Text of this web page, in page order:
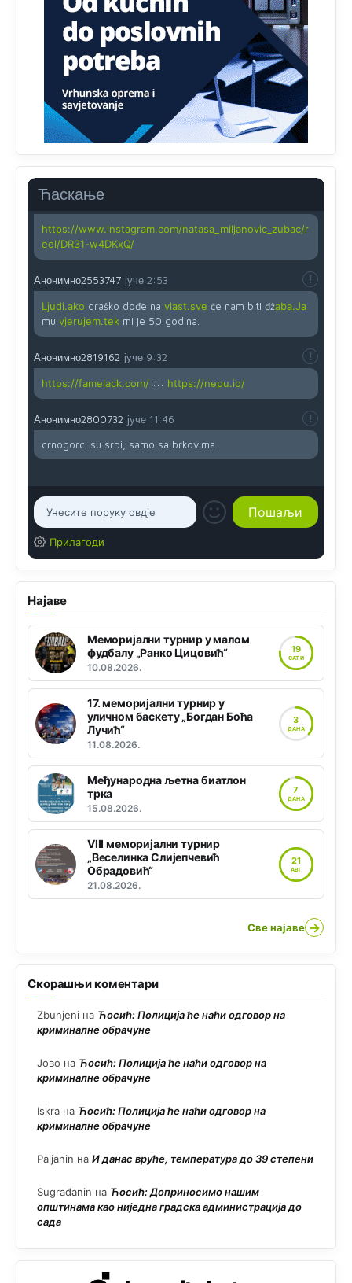
Ћаскање
zahtjeva optičkih skenera.
Анонимно2818605 јуче
11:45
Ovo pravilo jeste unijelo opravdan strah, posebno kada
su u pitanju starije osobe, osobe sa slabijim vidom ili
drhtavom rukom
Анонимно2819033 јуче 12:24
Yes,nekada je bila corava kutija za IZBORE a danas su
coravi biraci.
Анонимно2819162
https://www.instagram.com/natasa_miljanovic_zubac/r
eel/DR31-w4DKxQ/
Анонимно2553747 јуче 2:53
Ljudi.ako draško dođe na vlast.sve će nam biti đžaba.Ja
mu vjerujem.tek mi je 50 godina.
Анонимно2819162 јуче 9:32
https://famelack.com/ ::: https://nepu.io/
Анонимно2800732 јуче 11:46
crnogorci su srbi, samo sa brkovima
Прилагоди
Најаве
Меморијални турнир у малом
фудбалу „Ранко Цицовић“
10.08.2026.
19
САТИ
17. меморијални турнир у
уличном баскету „Богдан Боћа
Лучић“
11.08.2026.
3
ДАНА
Међународна љетна биатлон
трка
15.08.2026.
7
ДАНА
VIII меморијални турнир
„Веселинка Слијепчевић
Обрадовић“
21.08.2026.
21
АВГ
Све најаве →
Скорашњи коментари
Zbunjeni на Ћосић: Полиција ће наћи одговор на
криминалне обрачуне
Јово на Ћосић: Полиција ће наћи одговор на
криминалне обрачуне
Iskra на Ћосић: Полиција ће наћи одговор на
криминалне обрачуне
Paljanin на И данас вруће, температура до 39 степени
Sugrađanin на Ћосић: Доприносимо нашим
општинама као ниједна градска администрација до
сада